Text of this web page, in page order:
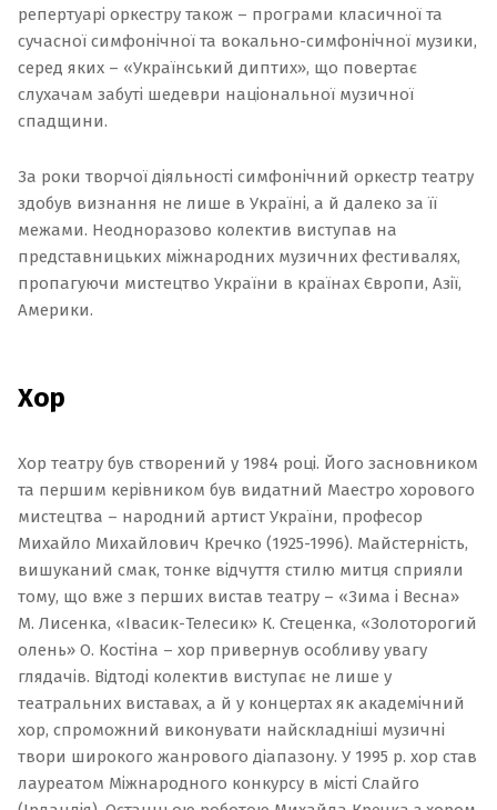
репертуарі оркестру також – програми класичної та
сучасної симфонічної та вокально-симфонічної музики,
серед яких – «Український диптих», що повертає
слухачам забуті шедеври національної музичної
спадщини.
За роки творчої діяльності симфонічний оркестр театру
здобув визнання не лише в Україні, а й далеко за її
межами. Неодноразово колектив виступав на
представницьких міжнародних музичних фестивалях,
пропагуючи мистецтво України в країнах Європи, Азії,
Америки.
Хор
Хор театру був створений у 1984 році. Його засновником
та першим керівником був видатний Маестро хорового
мистецтва – народний артист України, професор
Михайло Михайлович Кречко (1925-1996). Майстерність,
вишуканий смак, тонке відчуття стилю митця сприяли
тому, що вже з перших вистав театру – «Зима і Весна»
М. Лисенка, «Івасик-Телесик» К. Стеценка, «Золоторогий
олень» О. Костіна – хор привернув особливу увагу
глядачів. Відтоді колектив виступає не лише у
театральних виставах, а й у концертах як академічний
хор, спроможний виконувати найскладніші музичні
твори широкого жанрового діапазону. У 1995 р. хор став
лауреатом Міжнародного конкурсу в місті Слайго